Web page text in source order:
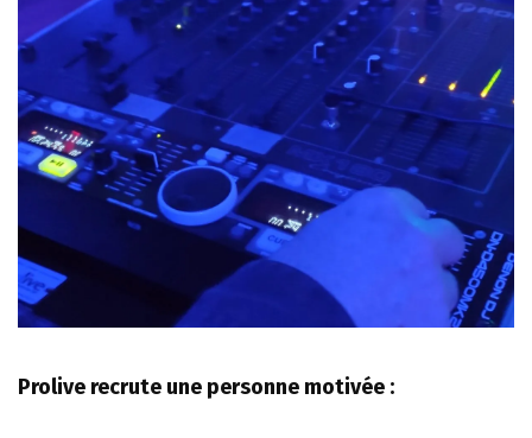
Prolive recrute une personne motivée :